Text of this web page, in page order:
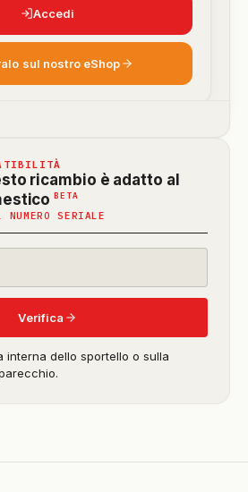
Accedi
sul nostro eShop
ricambio è adatto al
BETA
in
beta)
NUMERO SERIALE
Verifica
interna dello sportello o sulla